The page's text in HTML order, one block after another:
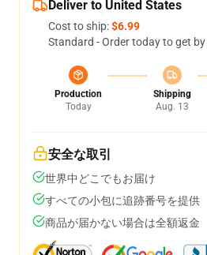
Deliver to United States
Cost to ship:$6.99
Standard - Order today to get by
Production
Today
Shipping
Aug. 13
安全な取引
世界中どこでもお届け
すべての小包に追跡番号を提供
商品が届かない場合は全額返金